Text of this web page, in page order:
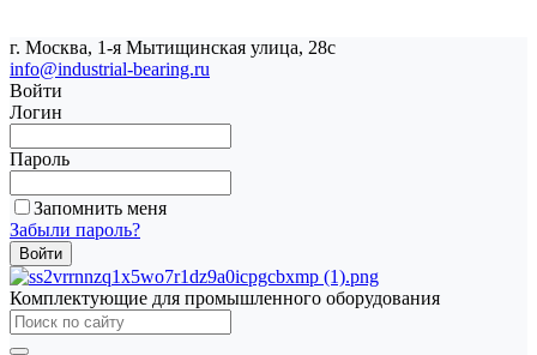
г. Москва, 1-я Мытищинская улица, 28с
info@industrial-bearing.ru
Войти
Логин
Пароль
Запомнить меня
Забыли пароль?
Комплектующие для промышленного оборудования